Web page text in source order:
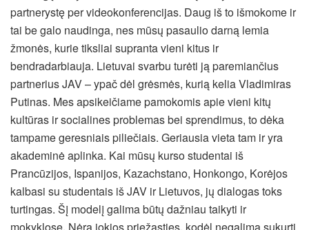
partnerystę per videokonferencijas. Daug iš to išmokome ir
tai be galo naudinga, nes mūsų pasaulio darną lemia
žmonės, kurie tiksliai supranta vieni kitus ir
bendradarbiauja. Lietuvai svarbu turėti ją paremiančius
partnerius JAV – ypač dėl grėsmės, kurią kelia Vladimiras
Putinas. Mes apsikeičiame pamokomis apie vieni kitų
kultūras ir socialines problemas bei sprendimus, to dėka
tampame geresniais piliečiais. Geriausia vieta tam ir yra
akademinė aplinka. Kai mūsų kurso studentai iš
Prancūzijos, Ispanijos, Kazachstano, Honkongo, Korėjos
kalbasi su studentais iš JAV ir Lietuvos, jų dialogas toks
turtingas. Šį modelį galima būtų dažniau taikyti ir
mokyklose. Nėra jokios priežasties, kodėl negalima sukurti